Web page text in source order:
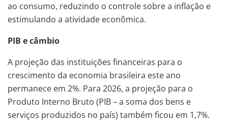
ao consumo, reduzindo o controle sobre a inflação e
estimulando a atividade econômica.
PIB e câmbio
A projeção das instituições financeiras para o
crescimento da economia brasileira este ano
permanece em 2%. Para 2026, a projeção para o
Produto Interno Bruto (PIB – a soma dos bens e
serviços produzidos no país) também ficou em 1,7%.